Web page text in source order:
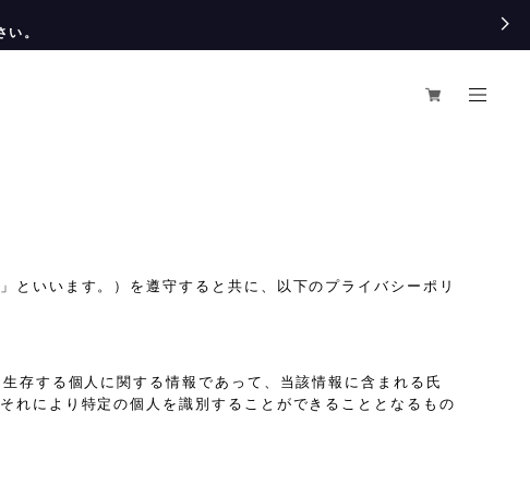
。
いいます。）を遵守すると共に、以下のプライバシーポリ
存する個人に関する情報であって、当該情報に含まれる氏
れにより特定の個人を識別することができることとなるもの